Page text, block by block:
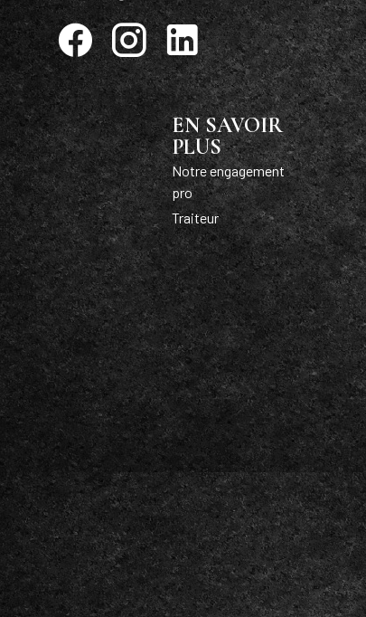
EN SAVOIR
PLUS
Notre engagement
pro
Traiteur